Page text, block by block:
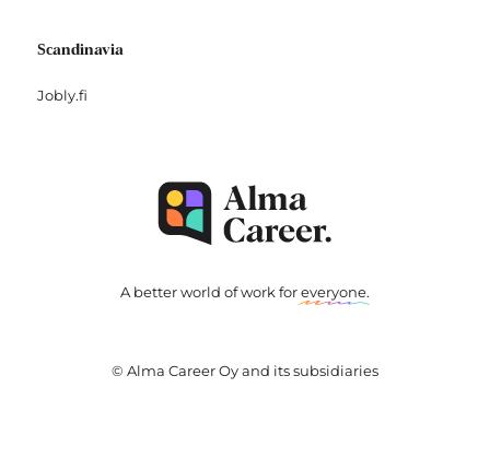
Scandinavia
Jobly.fi
A better world of work foreveryone.
© Alma Career Oy and its subsidiaries